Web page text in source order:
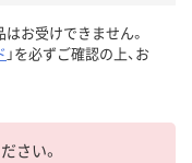
お受けできません。
」を必ずご確認の上、お
さい。